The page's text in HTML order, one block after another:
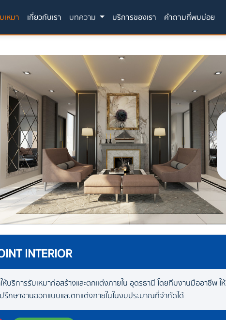
หมา(current)
เกี่ยวกับเรา บทความ บริการของเรา คำถามที่พบบ่อย
INTERIOR
ให้บริการรับเหมาก่อสร้างและตกแต่งภายใน อุดรธานี โดยทีมงานมืออาชีพ ให้
รึกษางานออกแบบและตกแต่งภายในในงบประมาณที่จำกัดได้